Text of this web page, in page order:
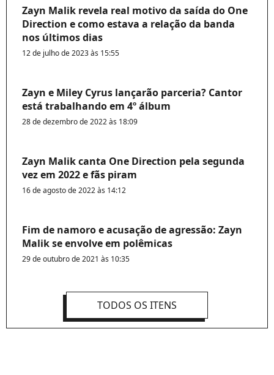
Zayn Malik revela real motivo da saída do One
Direction e como estava a relação da banda
nos últimos dias
12 de julho de 2023 às 15:55
Zayn e Miley Cyrus lançarão parceria? Cantor
está trabalhando em 4º álbum
28 de dezembro de 2022 às 18:09
Zayn Malik canta One Direction pela segunda
vez em 2022 e fãs piram
16 de agosto de 2022 às 14:12
Fim de namoro e acusação de agressão: Zayn
Malik se envolve em polêmicas
29 de outubro de 2021 às 10:35
TODOS OS ITENS